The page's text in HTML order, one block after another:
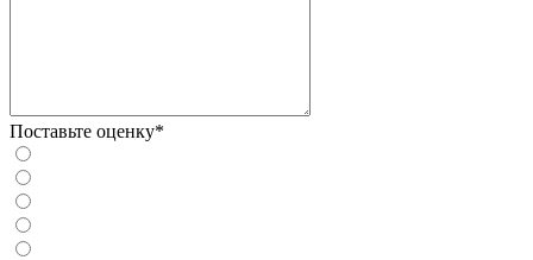
Поставьте оценку*